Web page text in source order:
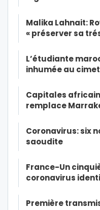
Malika Lahnait:
« préserver sa
L’étudiante
inhumée au
Capitales
remplace
Coronavirus: six
saoudite
France-Un
coronavirus
Première